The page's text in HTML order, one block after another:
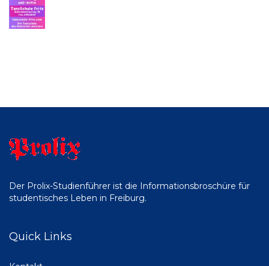
Der Prolix-Studienführer ist die Informationsbroschüre für
studentisches Leben in Freiburg.
Quick Links